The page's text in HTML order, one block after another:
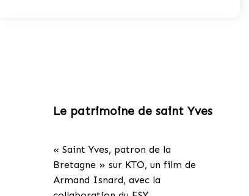
Le patrimoine de saint Yves
« Saint Yves, patron de la
Bretagne » sur KTO, un film de
Armand Isnard, avec la